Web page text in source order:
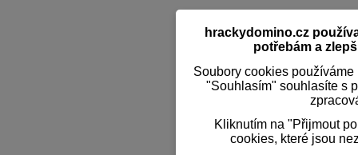
hrackydomino.cz
potřebám a
Soubory cookies
"Souhlasím" souhlasíte s
Kliknutím na "Přijmout
cookies, které jsou